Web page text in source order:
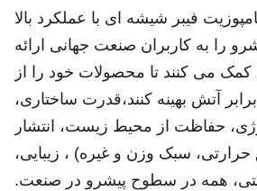
فیبر شیشه ای با عملکرد بالا
را به کاربران صنعت جهانی ارائه
کمک می کنند تا محصولات خود را از
آتش بهینه کنند،قدرت ساختاری،
حفاظت از محیط زیست، انتشار
سبک وزن و غیره) ، زیبایی،
همه در سطوح پیشرو در صنعت.